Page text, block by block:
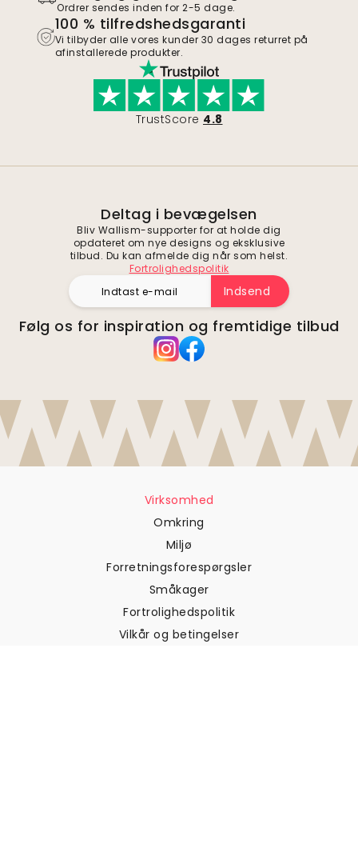
Ordrer sendes inden for 2-5 dage.
100 % tilfredshedsgaranti
Vi tilbyder alle vores kunder 30 dages returret på
afinstallerede produkter.
TrustScore 4.8
Deltag i bevægelsen
Bliv Wallism-supporter for at holde dig
opdateret om nye designs og eksklusive
tilbud. Du kan afmelde dig når som helst.
Fortrolighedspolitik
Indsend
Følg os for inspiration og fremtidige tilbud
Virksomhed
Omkring
Miljø
Forretningsforespørgsler
Småkager
Fortrolighedspolitik
Vilkår og betingelser